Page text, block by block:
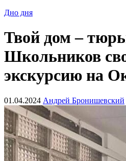
Дно дня
Твой дом –
Школьников
экскурсию на
01.04.2024 Андрей Бронишевский